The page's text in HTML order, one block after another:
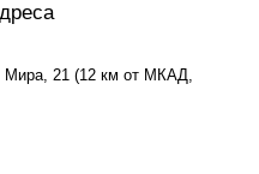
Мира, 21 (12 км от МКАД,